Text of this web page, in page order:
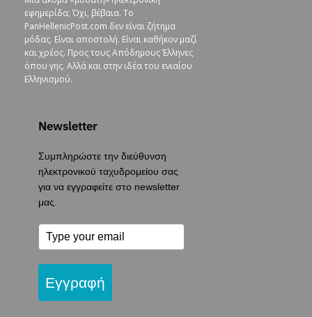
εφημερίδα; Όχι, βέβαια. To
PanHellenicPost.com δεν είναι ζήτημα
μόδας. Είναι αποστολή. Είναι καθήκον μαζί
και χρέος. Προς τους Απόδημους Έλληνες
όπου γης. Αλλά και στην ιδέα του ενιαίου
Ελληνισμού.
Newsletter
Συμπληρώστε την διεύθυνση
ηλεκτρονικού ταχυδρομείου σας
για να εγγραφείτε στο newsletter
μας.
Εγγραφή